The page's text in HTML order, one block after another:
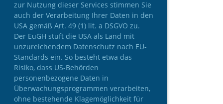
zur Nutzung dieser Services stimmen Sie
auch der Verarbeitung Ihrer Daten in den
USA gemäß Art. 49 (1) lit. a DSGVO zu.
Der EuGH stuft die USA als Land mit
unzureichendem Datenschutz nach EU-
Standards ein. So besteht etwa das
Risiko, dass US-Behörden
personenbezogene Daten in
Überwachungsprogrammen verarbeiten,
ohne bestehende Klagemöglichkeit für